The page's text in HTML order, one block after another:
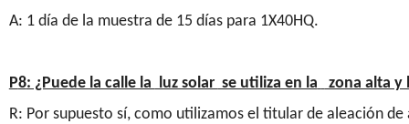
A: 1 día de la muestra de 15 días para 1X40HQ.
P8: ¿Puede la calle la luz solar se utiliza en la
zona alta y
R: Por supuesto sí, como utilizamos el titular de aleación